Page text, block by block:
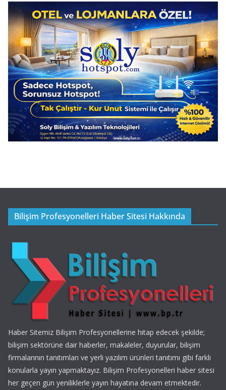
Bilişim Profesyonelleri Haber Sitesi Hakkında
Haber Sitemiz Bilişim Profesyonellerine hitap edecek şekilde;
bilişim sektörüne dair haberler, makaleler, duyurular, bilişim
firmalarının tanıtımları ve yerli yazılım ürünleri tanıtımı gibi farklı
konularla yayın yapmaktayız. Bilişim Profesyonelleri haber sitesi
her geçen gün yeniliklerle yayın hayatına devam etmektedir.